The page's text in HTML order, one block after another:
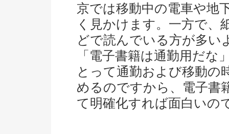
京では移動中の電車や地
く見かけます。一方で、
どで読んでいる方が多い
「電子書籍は通勤用だ
とって通勤および移動の
めるのですから、電子書
て明確化すれば面白いの